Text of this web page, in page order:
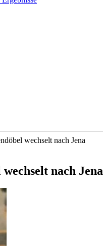
wechselt nach Jena
nach Jena